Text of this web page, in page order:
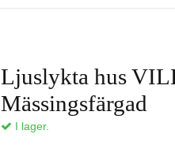
Ljuslykta hus
Mässingsfärgad
I lager.